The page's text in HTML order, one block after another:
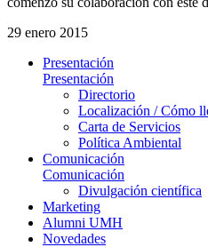
29 enero 2015
Presentación
Presentación
Directorio
Localización / Cómo
Carta de Servicios
Política Ambiental
Comunicación
Comunicación
Divulgación científica
Marketing
Alumni UMH
Novedades